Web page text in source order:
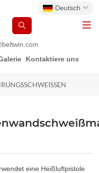
Deutsch
Kontaktiere uns
eine Heißluftpistole